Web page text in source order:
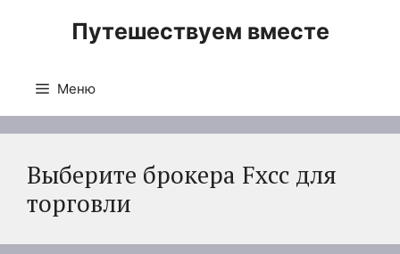
Путешествуем вместе
Меню
Выберите брокера Fxcc для
торговли